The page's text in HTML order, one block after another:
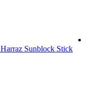
Harraz Sunblock Stick